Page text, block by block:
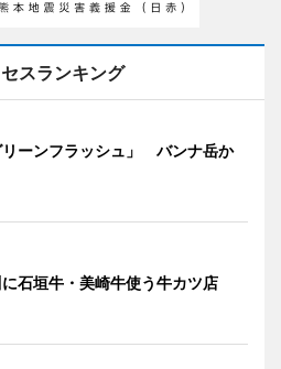
スランキング
リーンフラッシュ」 バンナ岳か
石垣牛・美崎牛使う牛カツ店